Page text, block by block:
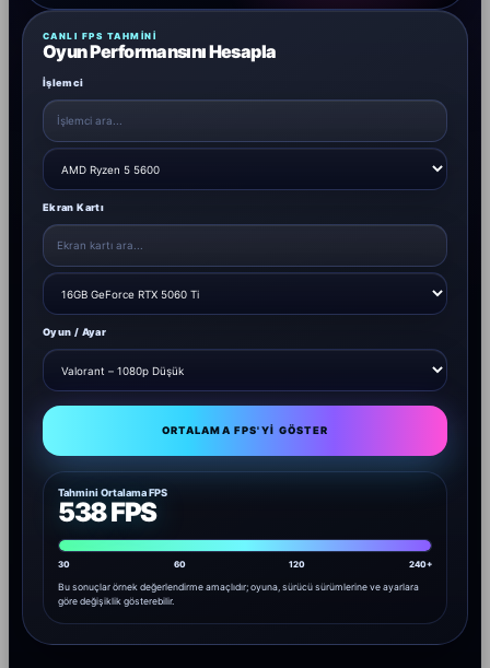
CANLI FPS TAHMINI
Oyun Performansını Hesapla
İşlemci
Ekran Kartı
Oyun / Ayar
ORTALAMA FPS'YI GÖSTER
Tahmini Ortalama FPS
538 FPS
30 60 120 240+
Bu sonuçlar örnek değerlendirme amaçlıdır; oyuna, sürücü sürümlerine ve ayarlara
göre değişiklik gösterebilir.